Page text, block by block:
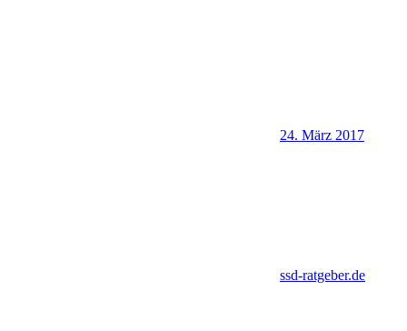
24. März 2017
ssd-ratgeber.de